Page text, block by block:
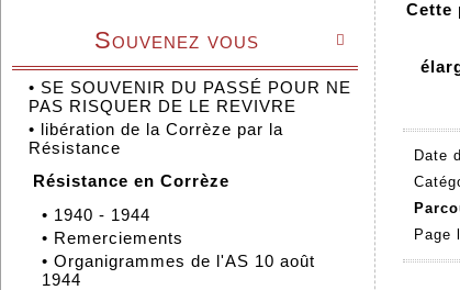

Souvenez vous
• SE SOUVENIR DU PASSÉ POUR NE
PAS RISQUER DE LE REVIVRE
• libération de la Corrèze par la
Résistance
Résistance en Corrèze
• 1940 - 1944
• Remerciements
• Organigrammes de l'AS 10 août
1944
Cette
Date
Page